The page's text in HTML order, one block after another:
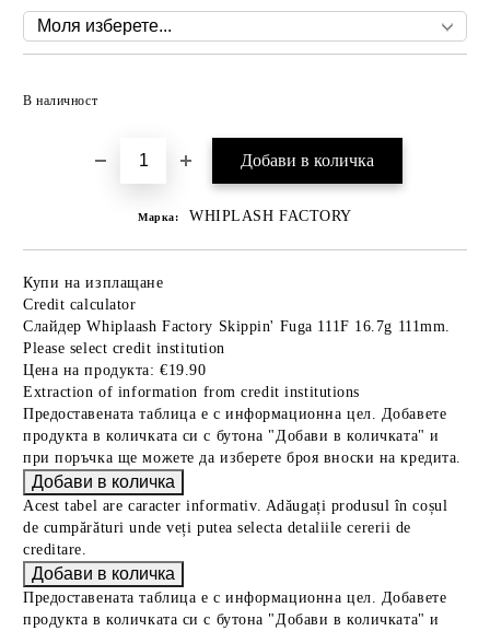
В наличност
Марка: WHIPLASH FACTORY
Купи на изплащане
Credit calculator
Слайдер Whiplaash Factory Skippin' Fuga 111F 16.7g 111mm.
Please select credit institution
Цена на продукта: €19.90
Extraction of information from credit institutions
Предоставената таблица е с информационна цел. Добавете
продукта в количката си с бутона "Добави в количката" и
при поръчка ще можете да изберете броя вноски на кредита.
Acest tabel are caracter informativ. Adăugați produsul în coșul
de cumpărături unde veți putea selecta detaliile cererii de
creditare.
Предоставената таблица е с информационна цел. Добавете
продукта в количката си с бутона "Добави в количката" и